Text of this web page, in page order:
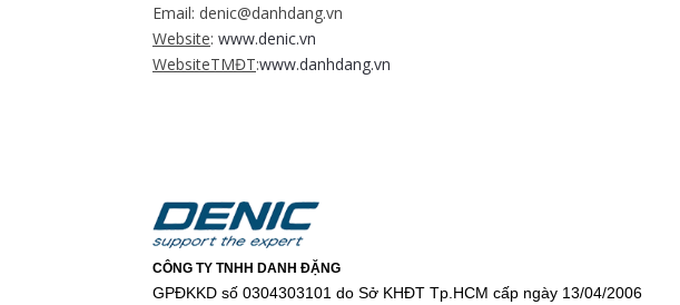
Email: denic@danhdang.vn
Website: www.denic.vn
WebsiteTMĐT:www.danhdang.vn
CÔNG TY TNHH DANH ĐẶNG
GPĐKKD số 0304303101 do Sở KHĐT Tp.HCM cấp ngày 13/04/2006